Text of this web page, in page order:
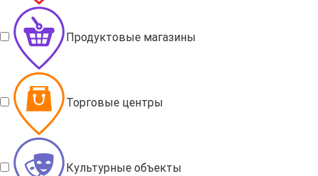
Продуктовые магазины
Торговые центры
Культурные объекты